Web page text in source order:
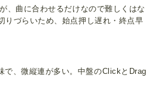
、曲に合わせるだけなので難しくはな
りづらいため、始点押し遅れ・終点早
で、微縦連が多い。中盤のClickとDrag